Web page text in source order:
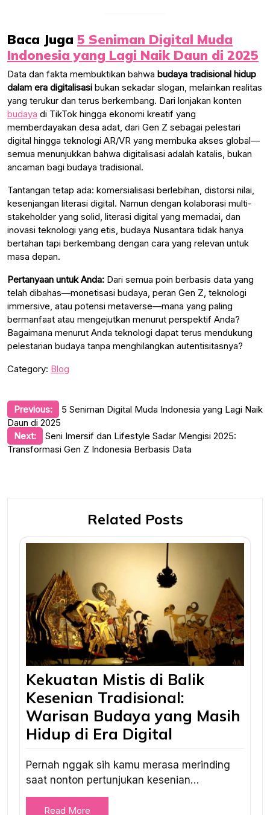
Baca Juga 5 Seniman Digital Muda
Indonesia yang Lagi Naik Daun di 2025
Data dan fakta membuktikan bahwa budaya tradisional hidup
dalam era digitalisasi bukan sekadar slogan, melainkan realitas
yang terukur dan terus berkembang. Dari lonjakan konten
budaya di TikTok hingga ekonomi kreatif yang
memberdayakan desa adat, dari Gen Z sebagai pelestari
digital hingga teknologi AR/VR yang membuka akses global—
semua menunjukkan bahwa digitalisasi adalah katalis, bukan
ancaman bagi budaya tradisional.
Tantangan tetap ada: komersialisasi berlebihan, distorsi nilai,
kesenjangan literasi digital. Namun dengan kolaborasi multi-
stakeholder yang solid, literasi digital yang memadai, dan
inovasi teknologi yang etis, budaya Nusantara tidak hanya
bertahan tapi berkembang dengan cara yang relevan untuk
masa depan.
Pertanyaan untuk Anda: Dari semua poin berbasis data yang
telah dibahas—monetisasi budaya, peran Gen Z, teknologi
immersive, atau potensi metaverse—mana yang paling
bermanfaat atau mengejutkan menurut perspektif Anda?
Bagaimana menurut Anda teknologi dapat terus mendukung
pelestarian budaya tanpa menghilangkan autentisitasnya?
Category: Blog
Post
navigation
Previous:
5 Seniman Digital Muda Indonesia yang Lagi Naik
Daun di 2025
Next:
Seni Imersif dan Lifestyle Sadar Mengisi 2025:
Transformasi Gen Z Indonesia Berbasis Data
Related Posts
Kekuatan Mistis di Balik
Kesenian Tradisional:
Warisan Budaya yang Masih
Hidup di Era Digital
Pernah nggak sih kamu merasa merinding
saat nonton pertunjukan kesenian…
Read More